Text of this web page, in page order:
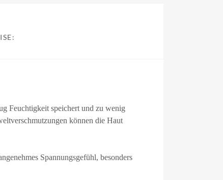
Feuchtigkeit speichert und zu wenig
können die Haut
Spannungsgefühl, besonders